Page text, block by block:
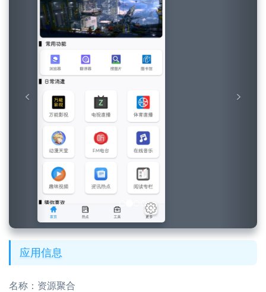
应用信息
名称：资源聚合